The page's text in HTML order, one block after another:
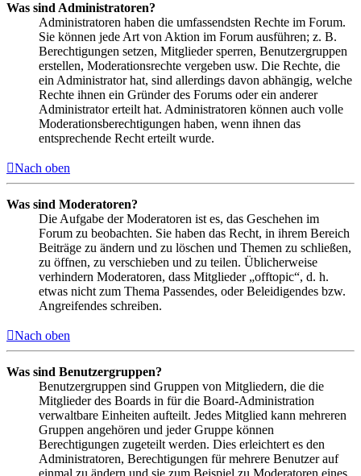
Was sind Administratoren?
Administratoren haben die umfassendsten Rechte im Forum.
Sie können jede Art von Aktion im Forum ausführen; z. B.
Berechtigungen setzen, Mitglieder sperren, Benutzergruppen
erstellen, Moderationsrechte vergeben usw. Die Rechte, die
ein Administrator hat, sind allerdings davon abhängig, welche
Rechte ihnen ein Gründer des Forums oder ein anderer
Administrator erteilt hat. Administratoren können auch volle
Moderationsberechtigungen haben, wenn ihnen das
entsprechende Recht erteilt wurde.
Nach oben
Was sind Moderatoren?
Die Aufgabe der Moderatoren ist es, das Geschehen im
Forum zu beobachten. Sie haben das Recht, in ihrem Bereich
Beiträge zu ändern und zu löschen und Themen zu schließen,
zu öffnen, zu verschieben und zu teilen. Üblicherweise
verhindern Moderatoren, dass Mitglieder „offtopic“, d. h.
etwas nicht zum Thema Passendes, oder Beleidigendes bzw.
Angreifendes schreiben.
Nach oben
Was sind Benutzergruppen?
Benutzergruppen sind Gruppen von Mitgliedern, die die
Mitglieder des Boards in für die Board-Administration
verwaltbare Einheiten aufteilt. Jedes Mitglied kann mehreren
Gruppen angehören und jeder Gruppe können
Berechtigungen zugeteilt werden. Dies erleichtert es den
Administratoren, Berechtigungen für mehrere Benutzer auf